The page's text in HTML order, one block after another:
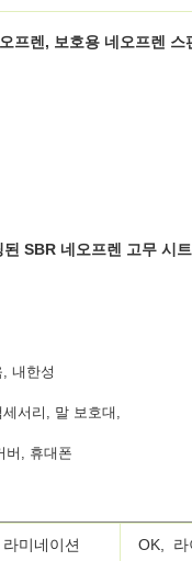
프렌, 보호용 네오프렌 스
SBR 네오프렌 고무 시트
내한성
서리, 말 보호대,
, 휴대폰
라미네이션 OK, 라